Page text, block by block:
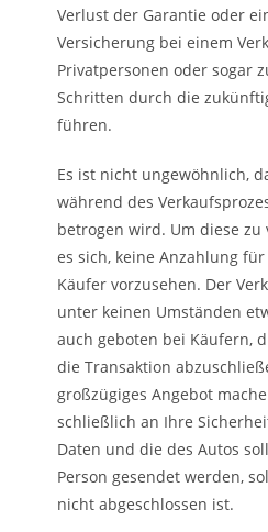
Verlust der Garantie oder
Versicherung bei einem
Privatpersonen oder sogar
Schritten durch die
führen.
Es ist nicht ungewöhnlich,
während des
betrogen wird. Um diese
es sich, keine Anzahlung
Käufer vorzusehen. Der
unter keinen Umständen
auch geboten bei Käufern,
die Transaktion
großzügiges Angebot
schließlich an Ihre
Daten und die des Autos
Person gesendet werden,
nicht abgeschlossen ist.